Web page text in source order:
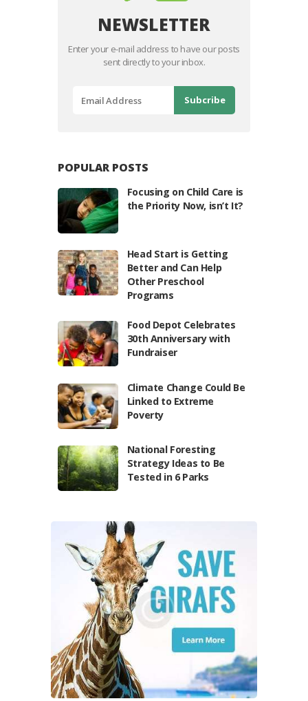
NEWSLETTER
Enter your e-mail address to have our posts
sent directly to your inbox.
POPULAR POSTS
Focusing on Child Care is
the Priority Now, isn’t It?
Head Start is Getting
Better and Can Help
Other Preschool
Programs
Food Depot Celebrates
30th Anniversary with
Fundraiser
Climate Change Could Be
Linked to Extreme
Poverty
National Foresting
Strategy Ideas to Be
Tested in 6 Parks